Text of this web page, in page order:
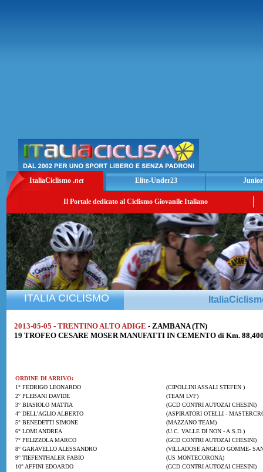
ItaliaCiclismo .net Elite-Under23
Il Portale dedicato al Ciclismo Giovanile Italiano
ITALIA CICLISMO
2013-05-05 - TRENTINO ALTO ADIGE - ZAMBANA (TN)
19 TROFEO CESARE MOSER MANUFATTI IN CEMENTO di Km.
ORDINE DI ARRIVO:
1° FEDRIGO LEONARDO
(CIPOLLINI ASSALI STEFEN )
2° PLEBANI DAVIDE
(TEAM LVF)
3° BIASIOLO MATTIA
(GCD CONTRI AUTOZAI CHESINI)
4° DELL'AGLIO ALBERTO
(ASPIRATORI OTELLI -
5° BENEDETTI SIMONE
(MAZZANO TEAM)
6° LOMI ANDREA
(U.C. VALLE DI NON - A.S.D.)
7° PELIZZOLA MARCO
(GCD CONTRI AUTOZAI CHESINI)
8° GARAVELLO ALESSANDRO
(VILLADOSE ANGELO GOMME-
9° TIEFENTHALER FABIO
(US MONTECORONA)
10° AFFINI EDOARDO
(GCD CONTRI AUTOZAI CHESINI)